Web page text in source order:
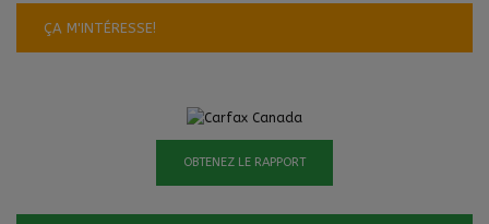
OBTENEZ LE RAPPORT
ÇA M'INTÉRESSE!